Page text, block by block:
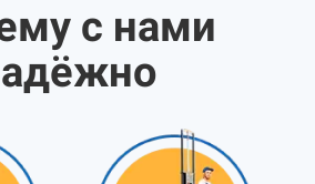
с нами